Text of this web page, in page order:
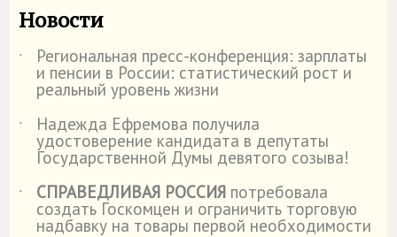
Новости
˙ Региональная пресс-конференция: зарплаты
и пенсии в России: статистический рост и
реальный уровень жизни
˙
Надежда Ефремова получила
удостоверение кандидата в депутаты
Государственной Думы девятого созыва!
˙
СПРАВЕДЛИВАЯ РОССИЯ потребовала
создать Госкомцен и ограничить торговую
надбавку на товары первой необходимости